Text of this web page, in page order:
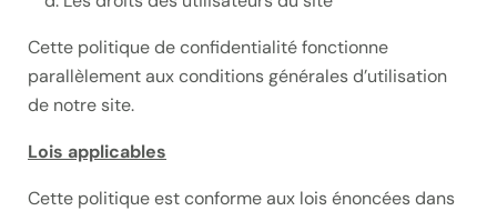
Cette politique de confidentialité fonctionne
parallèlement aux conditions générales d’utilisation
de notre site.
Lois applicables
Cette politique est conforme aux lois énoncées dans